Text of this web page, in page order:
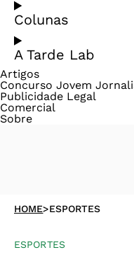
Colunas
A Tarde Lab
Artigos
Concurso Jovem
Publicidade Legal
Comercial
Sobre
HOME>ESPORTES
ESPORTES